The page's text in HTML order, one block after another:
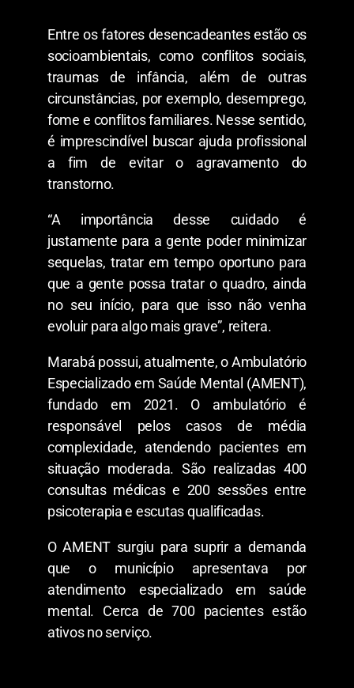
Entre os fatores desencadeantes estão os
socioambientais, como conflitos sociais,
traumas de infância, além de outras
circunstâncias, por exemplo, desemprego,
fome e conflitos familiares. Nesse sentido,
é imprescindível buscar ajuda profissional
a fim de evitar o agravamento do
transtorno.
“A importância desse cuidado é
justamente para a gente poder minimizar
sequelas, tratar em tempo oportuno para
que a gente possa tratar o quadro, ainda
no seu início, para que isso não venha
evoluir para algo mais grave”, reitera.
Marabá possui, atualmente, o Ambulatório
Especializado em Saúde Mental (AMENT),
fundado em 2021. O ambulatório é
responsável pelos casos de média
complexidade, atendendo pacientes em
situação moderada. São realizadas 400
consultas médicas e 200 sessões entre
psicoterapia e escutas qualificadas.
O AMENT surgiu para suprir a demanda
que o município apresentava por
atendimento especializado em saúde
mental. Cerca de 700 pacientes estão
ativos no serviço.